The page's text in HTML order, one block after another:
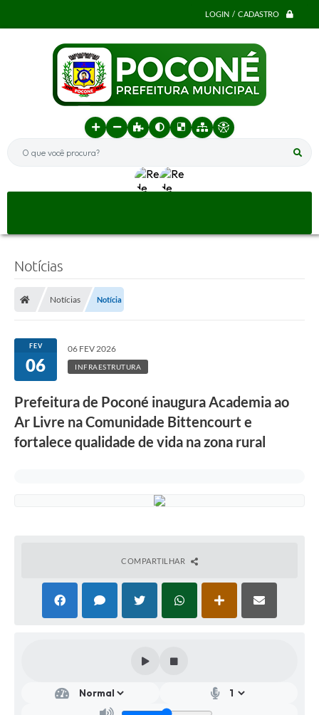
LOGIN / CADASTRO
O que você procura?
Notícias
Notícias Notícia
FEV
06
06 FEV 2026
INFRAESTRUTURA
Prefeitura de Poconé inaugura Academia ao
Ar Livre na Comunidade Bittencourt e
fortalece qualidade de vida na zona rural
COMPARTILHAR